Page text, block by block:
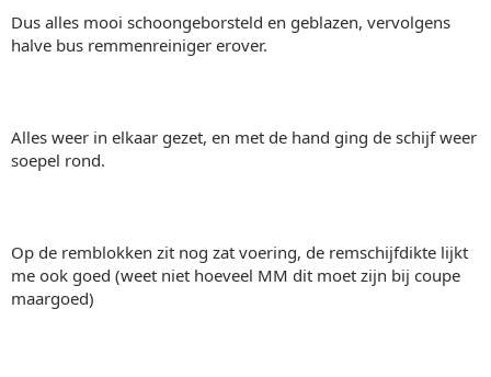
Dus alles mooi schoongeborsteld en geblazen, vervolgens
halve bus remmenreiniger erover.
Alles weer in elkaar gezet, en met de hand ging de schijf weer
soepel rond.
Op de remblokken zit nog zat voering, de remschijfdikte lijkt
me ook goed (weet niet hoeveel MM dit moet zijn bij coupe
maargoed)